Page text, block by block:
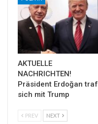
AKTUELLE
NACHRICHTEN!
Präsident Erdoğan traf
sich mit Trump
PREV NEXT